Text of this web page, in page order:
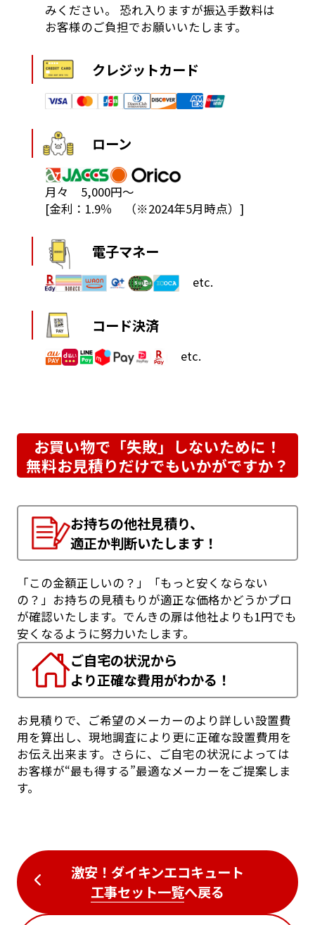
みください。
恐れ入りますが振込手数料は
お客様のご負担でお願いいたします。
クレジットカード
ローン
月々 5,000円～
[金利：1.9％ （※2024年5月時点）]
電子マネー
etc.
コード決済
etc.
お買い物で「失敗」しないために！
無料お見積りだけでもいかがですか？
お持ちの他社見積り、
適正か判断いたします！
「この金額正しいの？」「もっと安くならない
の？」お持ちの見積もりが適正な価格かどうかプロ
が確認いたします。でんきの扉は他社よりも1円でも
安くなるように努力いたします。
ご自宅の状況から
より正確な費用がわかる！
お見積りで、ご希望のメーカーのより詳しい設置費
用を算出し、現地調査により更に正確な設置費用を
お伝え出来ます。さらに、ご自宅の状況によっては
お客様が“最も得する”最適なメーカーをご提案しま
す。
激安！ダイキンエコキュート
工事セット一覧へ戻る